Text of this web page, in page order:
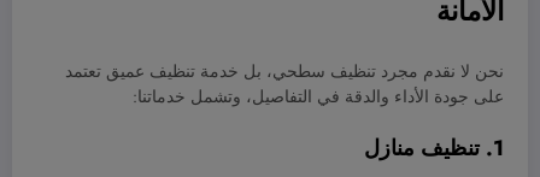
الأمانة
نحن لا نقدم مجرد تنظيف سطحي، بل خدمة تنظيف عميق تعتمد
على جودة الأداء والدقة في التفاصيل، وتشمل خدماتنا:
1. تنظيف منازل